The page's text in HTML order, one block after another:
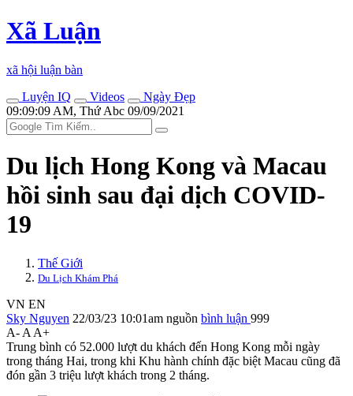
Xã Luận
xã hội luận bàn
Luyện IQ
Videos
Ngày Đẹp
09:09:09 AM, Thứ Abc 09/09/2021
Du lịch Hong Kong và Macau
hồi sinh sau đại dịch COVID-
19
Thế Giới
Du Lịch Khám Phá
VN EN
Sky Nguyen 22/03/23 10:01am nguồn bình luận 999
A- A A+
Trung bình có 52.000 lượt du khách đến Hong Kong mỗi ngày
trong tháng Hai, trong khi Khu hành chính đặc biệt Macau cũng đã
đón gần 3 triệu lượt khách trong 2 tháng.